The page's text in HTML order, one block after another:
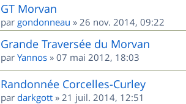
GT Morvan
par gondonneau » 26 nov. 2014, 09:22
Grande Traversée du Morvan
par Yannos » 07 mai 2012, 18:03
Randonnée Corcelles-Curley
par darkgott » 21 juil. 2014, 12:51